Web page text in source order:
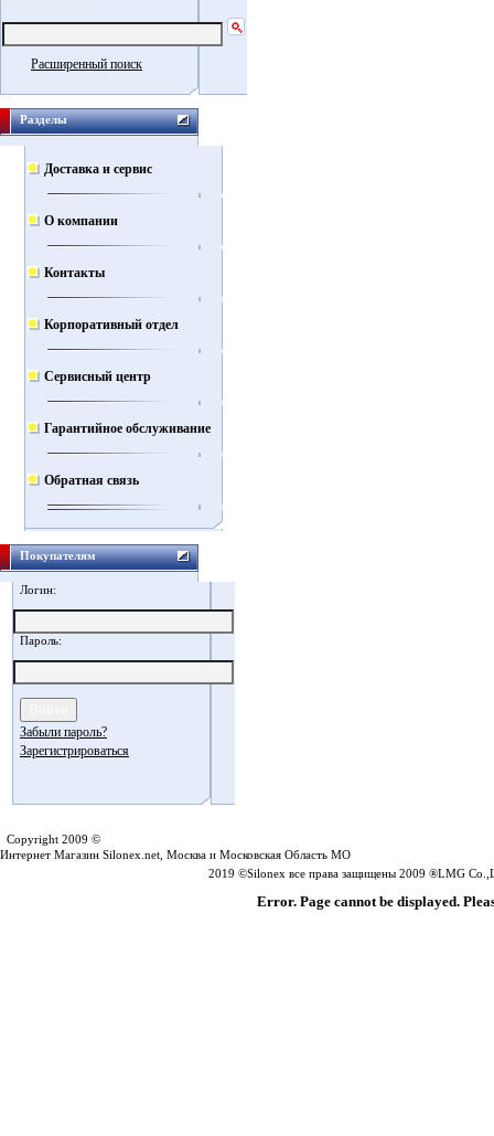
Расширенный поиск
Разделы
Доставка и сервис
О компании
Контакты
Корпоративный отдел
Сервисный центр
Гарантийное обслуживание
Обратная связь
Покупателям
Логин:
Пароль:
Забыли пароль?
Зарегистрироваться
Copyright 2009 ©
Интернет Магазин Silonex.net, Москва и Московская Область МО
2019 ©Silonex все права защищены 2009 ®LMG
Error. Page cannot be displayed.